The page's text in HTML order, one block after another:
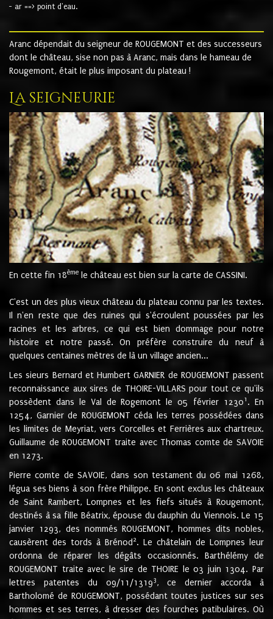
- ar ==> point d'eau.
Aranc dépendait du seigneur de ROUGEMONT et des successeurs
dont le château, sise non pas à Aranc, mais dans le hameau de
Rougemont, était le plus imposant du plateau !
La seigneurie
En cette fin 18ème le château est bien sur la carte de CASSINI.
C'est un des plus vieux château du plateau connu par les textes.
Il n'en reste que des ruines qui s'écroulent poussées par les
racines et les arbres, ce qui est bien dommage pour notre
histoire et notre passé. On préfère construire du neuf à
quelques centaines mètres de là un village ancien...
Les sieurs Bernard et Humbert GARNIER de ROUGEMONT passent
reconnaissance aux sires de THOIRE-VILLARS pour tout ce qu'ils
possèdent dans le Val de Rogemont le 05 février 12301 . En
1254, Garnier de ROUGEMONT céda les terres possédées dans
les limites de Meyriat, vers Corcelles et Ferrières aux chartreux.
Guillaume de ROUGEMONT traite avec Thomas comte de SAVOIE
en 1273.
Pierre comte de SAVOIE, dans son testament du 06 mai 1268,
légua ses biens à son frère Philippe. En sont exclus les châteaux
de Saint Rambert, Lompnes et les fiefs situés à Rougemont,
destinés à sa fille Béatrix, épouse du dauphin du Viennois. Le 15
janvier 1293, des nommés ROUGEMONT, hommes dits nobles,
causèrent des tords à Brénod 2. Le châtelain de Lompnes leur
ordonna de réparer les dégâts occasionnés. Barthélémy de
ROUGEMONT traite avec le sire de THOIRE le 03 juin 1304. Par
lettres patentes du 09/11/13193, ce dernier accorda à
Bartholomé de ROUGEMONT, possédant toutes justices sur ses
hommes et ses terres, à dresser des fourches patibulaires. Où